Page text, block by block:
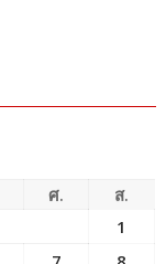
ศ.
ส.
1